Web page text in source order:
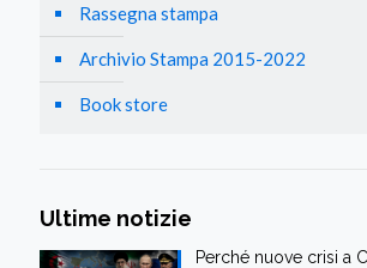
Rassegna stampa
Archivio Stampa 2015-2022
Book store
Ultime notizie
Perché nuove crisi a